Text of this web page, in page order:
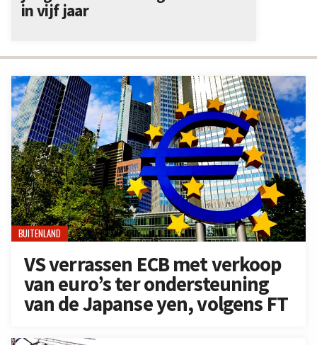
BUITENLAND
VS verrassen ECB met verkoop
van euro’s ter ondersteuning
van de Japanse yen, volgens FT
in vijf jaar